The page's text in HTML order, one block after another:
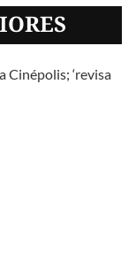
Cinépolis; ‘revisa